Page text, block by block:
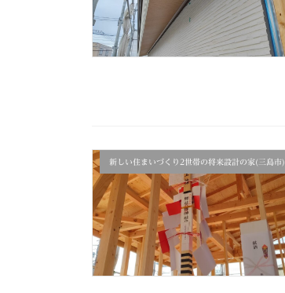
新しい住まいづくり2世帯の将来設計の家(三島市)